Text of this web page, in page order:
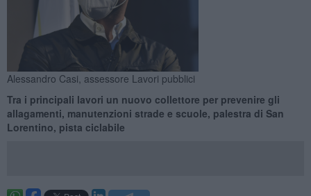
Alessandro Casi, assessore Lavori pubblici
Tra i principali lavori un nuovo collettore per prevenire gli
allagamenti, manutenzioni strade e scuole, palestra di San
Lorentino, pista ciclabile